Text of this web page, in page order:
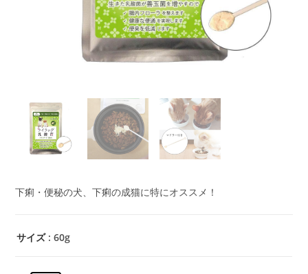
下痢・便秘の犬、下痢の成猫に特にオススメ！
サイズ : 60g